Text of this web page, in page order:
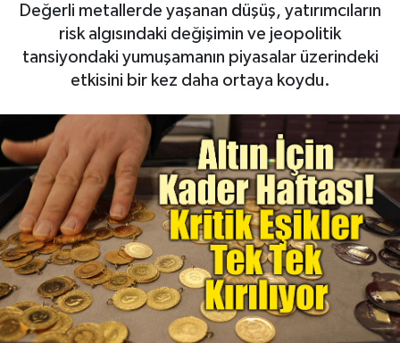
Değerli metallerde yaşanan düşüş, yatırımcıların
risk algısındaki değişimin ve jeopolitik
tansiyondaki yumuşamanın piyasalar üzerindeki
etkisini bir kez daha ortaya koydu.
Asayiş
Magazin
Spor
Eğitim